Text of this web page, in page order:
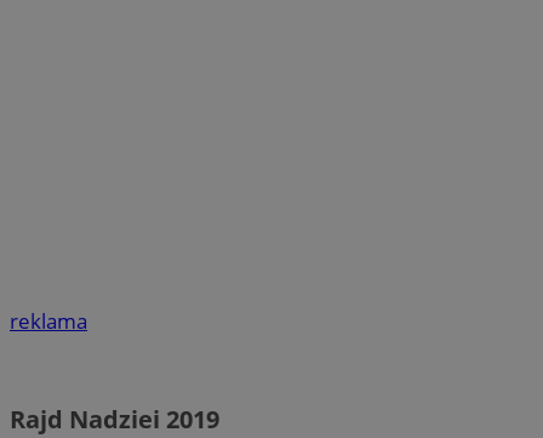
reklama
Rajd Nadziei 2019